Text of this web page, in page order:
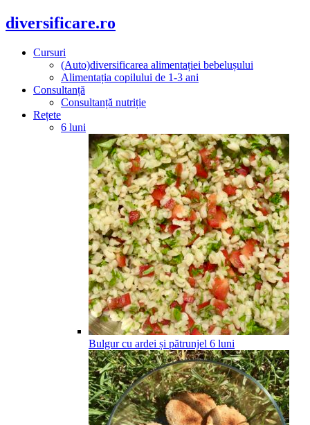
diversificare.ro
Cursuri
(Auto)diversificarea alimentației bebelușului
Alimentația copilului de 1-3 ani
Consultanță
Consultanță nutriție
Rețete
6 luni
Bulgur cu ardei și pătrunjel 6 luni